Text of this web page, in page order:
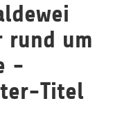
rund um
-
Titel